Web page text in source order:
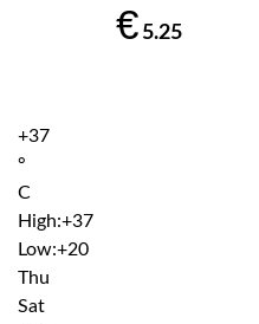
€ 5.25
+37
°
C
High:+37
Low:+20
Thu
Sat